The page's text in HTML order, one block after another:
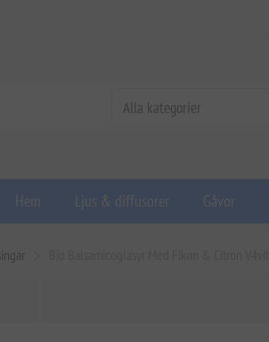
Hem Ljus & diffusorer Gåvor